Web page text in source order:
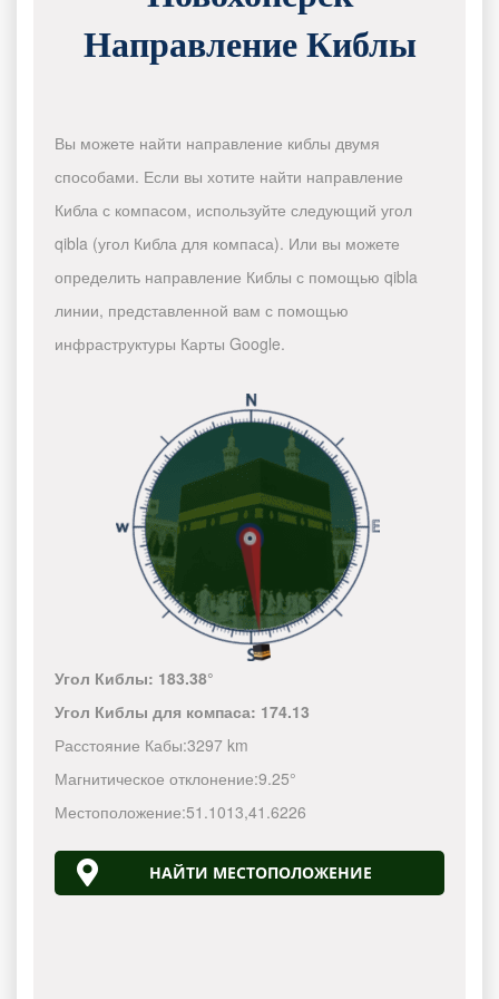
Направление Киблы
Вы можете найти направление киблы двумя
способами. Если вы хотите найти направление
Кибла с компасом, используйте следующий угол
qibla (угол Кибла для компаса). Или вы можете
определить направление Киблы с помощью qibla
линии, представленной вам с помощью
инфраструктуры Карты Google.
Угол Киблы: 183.38°
Угол Киблы для компаса: 174.13
Расстояние Кабы:3297 km
Магнитическое отклонение:9.25°
Местоположение:51.1013,41.6226
НАЙТИ МЕСТОПОЛОЖЕНИЕ